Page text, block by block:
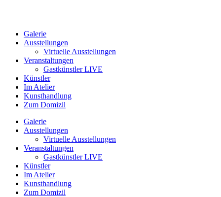
Galerie
Ausstellungen
Virtuelle Ausstellungen
Veranstaltungen
Gastkünstler LIVE
Künstler
Im Atelier
Kunsthandlung
Zum Domizil
Galerie
Ausstellungen
Virtuelle Ausstellungen
Veranstaltungen
Gastkünstler LIVE
Künstler
Im Atelier
Kunsthandlung
Zum Domizil